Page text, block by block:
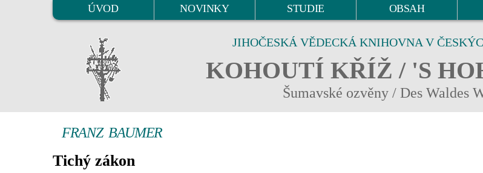
ÚVOD NOVINKY STUDIE OBSAH
JIHOČESKÁ VĚDECKÁ KNIHOVNA V
KOHOUTÍ KŘÍŽ / 'S
Šumavské ozvěny / Des Waldes
FRANZ BAUMER
Tichý zákon